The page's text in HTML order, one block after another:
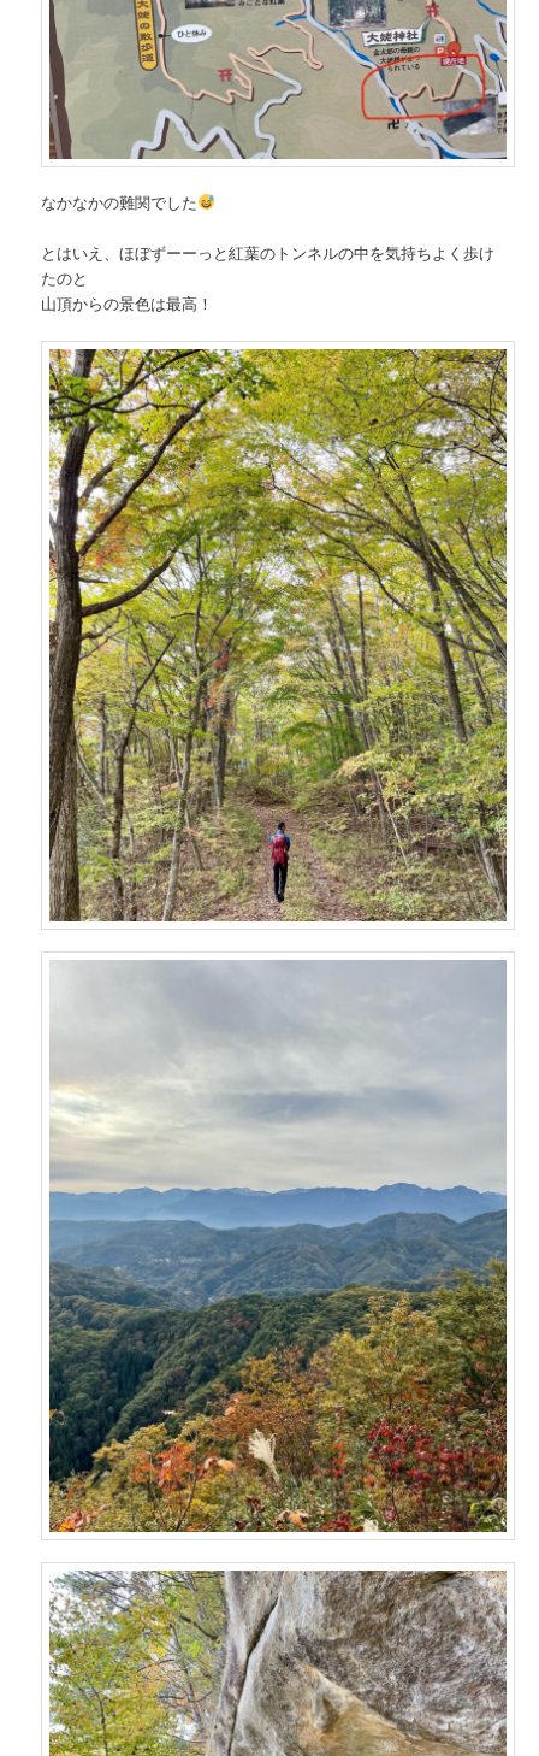
なかなかの難関でした
とはいえ、ほぼずーーっと紅葉のトンネルの中を気持ちよく歩け
たのと
山頂からの景色は最高！